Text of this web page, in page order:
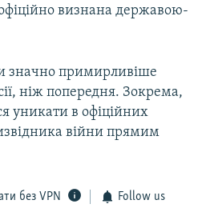
офіційно визнана державою-
значно примирливіше
ніж попередня. Зокрема,
уникати в офіційних
війни прямим
без VPN Follow us